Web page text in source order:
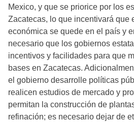
Mexico, y que se priorice por los
Zacatecas, lo que incentivará que
económica se quede en el país y
necesario que los gobiernos
incentivos y facilidades para que
bases en Zacatecas.
el gobierno desarrolle políticas
realicen estudios de mercado y
permitan la construcción de
refinación; es necesario dejar de